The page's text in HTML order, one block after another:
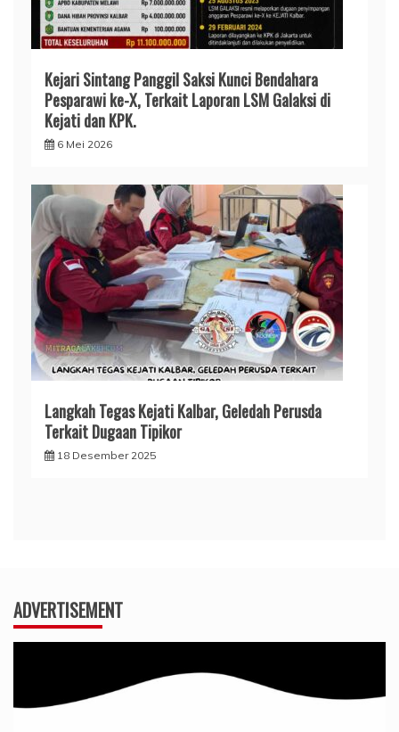
Kejari Sintang Panggil Saksi Kunci Bendahara
Pesparawi ke-X, Terkait Laporan LSM Galaksi di
Kejati dan KPK.
6 Mei 2026
Langkah Tegas Kejati Kalbar, Geledah Perusda
Terkait Dugaan Tipikor
18 Desember 2025
ADVERTISEMENT